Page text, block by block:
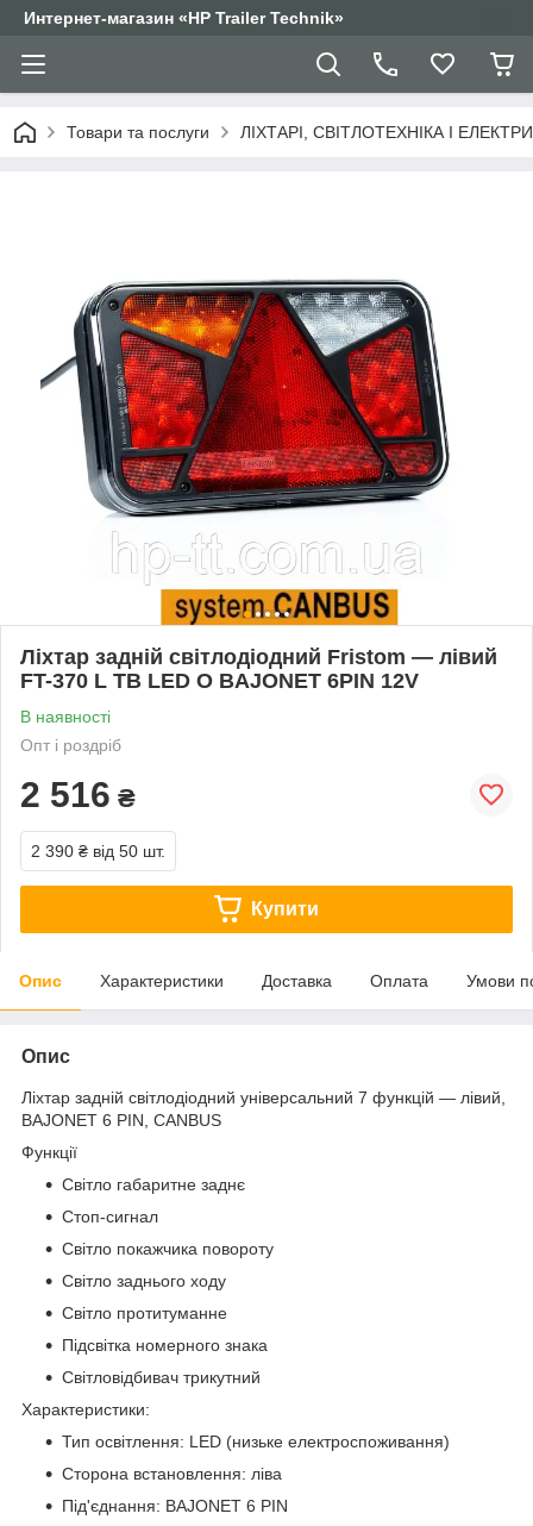
Интернет-магазин «HP Trailer Technik»
Товари та послуги ЛІХТАРІ, СВІТЛОТЕХНІКА І
Ліхтар задній світлодіодний Fristom — лівий
FT-370 L TB LED O BAJONET 6PIN 12V
В наявності
Опт і роздріб
2 516 ₴
2 390 ₴ від 50 шт.
Купити
Опис Характеристики Доставка Оплата Умови
Опис
Ліхтар задній світлодіодний універсальний 7 функцій — лівий,
BAJONET 6 PIN, CANBUS
Функції
Світло габаритне заднє
Стоп-сигнал
Світло покажчика повороту
Світло заднього ходу
Світло протитуманне
Підсвітка номерного знака
Світловідбивач трикутний
Характеристики:
Тип освітлення: LED (низьке електроспоживання)
Сторона встановлення: ліва
Під'єднання: BAJONET 6 PIN